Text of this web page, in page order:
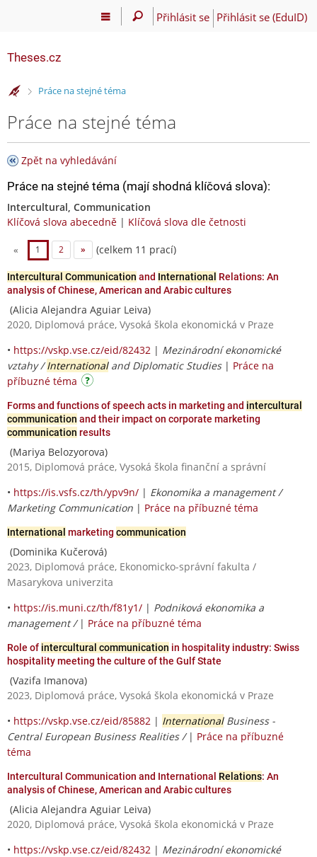
Přihlásit se Přihlásit se (EduID)
Theses.cz
>Práce na stejné téma
Práce na stejné téma
Zpět na vyhledávání
Práce na stejné téma (mají shodná klíčová slova):
Intercultural, Communication
Klíčová slova abecedně | Klíčová slova dle četnosti
« 1 2 » (celkem 11 prací)
Intercultural Communication and International Relations: An
analysis of Chinese, American and Arabic cultures
(Alicia Alejandra Aguiar Leiva)
2020, Diplomová práce, Vysoká škola ekonomická v Praze
• https://vskp.vse.cz/eid/82432 | Mezinárodní ekonomické
vztahy /Internationaland Diplomatic Studies| Práce na
příbuzné téma
Forms and functions of speech acts in marketing and intercultural
communication and their impact on corporate marketing
communication results
(Mariya Belozyorova)
2015, Diplomová práce, Vysoká škola finanční a správní
• https://is.vsfs.cz/th/ypv9n/ | Ekonomika a management /
Marketing Communication | Práce na příbuzné téma
International marketing communication
(Dominika Kučerová)
2023, Diplomová práce, Ekonomicko-správní fakulta /
Masarykova univerzita
• https://is.muni.cz/th/f81y1/ | Podniková ekonomika a
management / | Práce na příbuzné téma
Role of intercultural communication in hospitality industry: Swiss
hospitality meeting the culture of the Gulf State
(Vazifa Imanova)
2023, Diplomová práce, Vysoká škola ekonomická v Praze
• https://vskp.vse.cz/eid/85882 | InternationalBusiness -
Central European Business Realities / | Práce na příbuzné
téma
Intercultural Communication and International Relations: An
analysis of Chinese, American and Arabic cultures
(Alicia Alejandra Aguiar Leiva)
2020, Diplomová práce, Vysoká škola ekonomická v Praze
• https://vskp.vse.cz/eid/82432 | Mezinárodní ekonomické